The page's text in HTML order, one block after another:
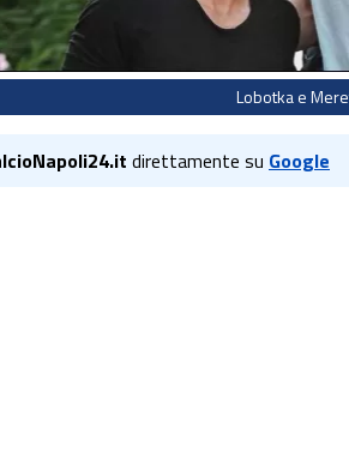
Lobotka e
direttamente su Google